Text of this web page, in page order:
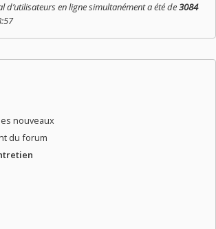
d’utilisateurs en ligne simultanément a été de3084
nouveaux
du forum